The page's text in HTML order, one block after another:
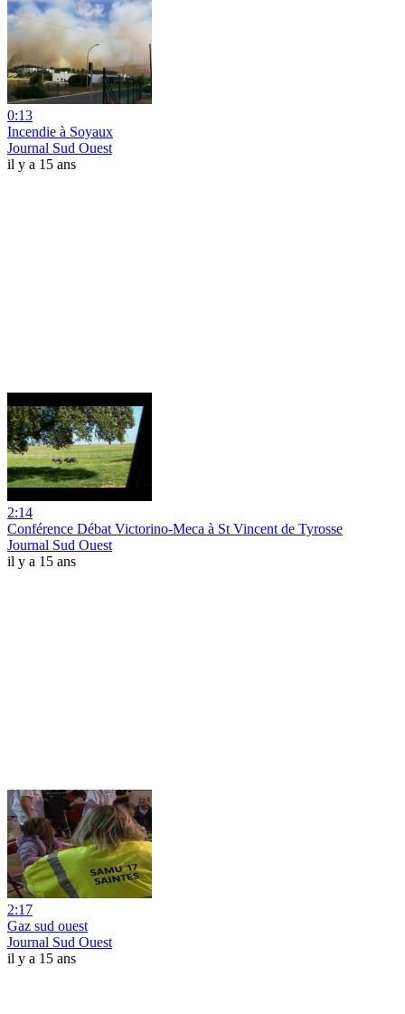
0:13
Incendie à Soyaux
Journal Sud Ouest
il y a 15 ans
2:14
Conférence Débat Victorino-Meca à St Vincent de Tyrosse
Journal Sud Ouest
il y a 15 ans
2:17
Gaz sud ouest
Journal Sud Ouest
il y a 15 ans